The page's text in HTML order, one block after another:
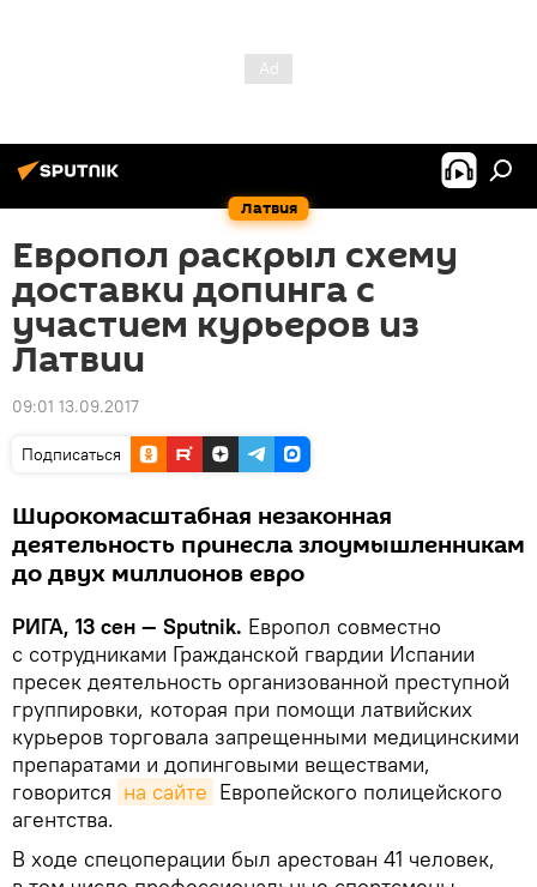
Латвия
Европол раскрыл схему
доставки допинга с
участием курьеров из
Латвии
09:01 13.09.2017
Подписаться
Широкомасштабная незаконная
деятельность принесла злоумышленникам
до двух миллионов евро
РИГА, 13 сен — Sputnik. Европол совместно
с сотрудниками Гражданской гвардии Испании
пресек деятельность организованной преступной
группировки, которая при помощи латвийских
курьеров торговала запрещенными медицинскими
препаратами и допинговыми веществами,
говорится на сайте Европейского полицейского
агентства.
В ходе спецоперации был арестован 41 человек,